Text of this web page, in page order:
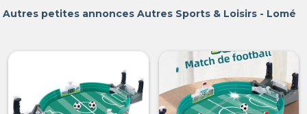
Autres petites annonces Autres Sports & Loisirs - Lomé